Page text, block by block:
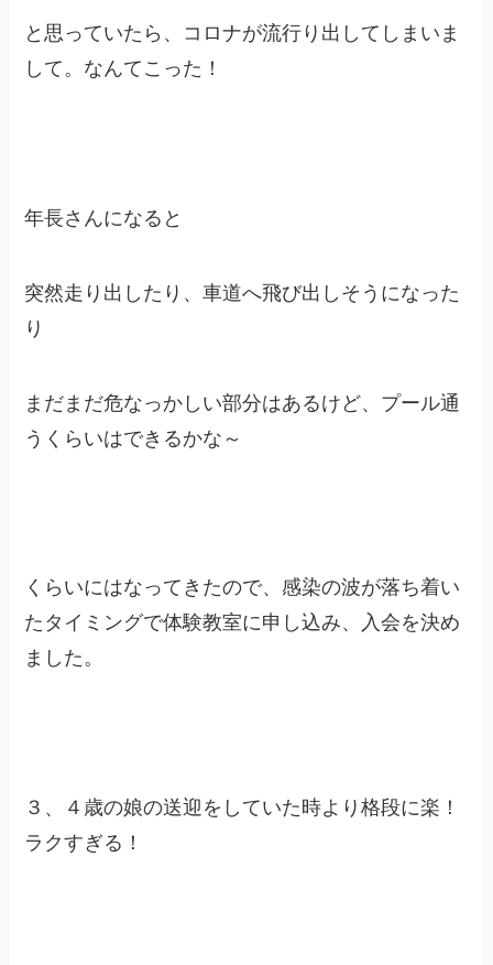
と思っていたら、コロナが流行り出してしまいま
して。なんてこった！
年長さんになると
突然走り出したり、車道へ飛び出しそうになった
り
まだまだ危なっかしい部分はあるけど、プール通
うくらいはできるかな～
くらいにはなってきたので、感染の波が落ち着い
たタイミングで体験教室に申し込み、入会を決め
ました。
３、４歳の娘の送迎をしていた時より格段に楽！
ラクすぎる！